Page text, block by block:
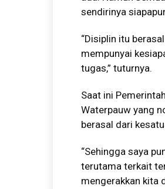
sendirinya
“Disiplin itu
mempunyai
tugas,” tuturnya.
Saat ini
Waterpauw yang
berasal dari
“Sehingga saya
terutama terkait
mengerakkan kita